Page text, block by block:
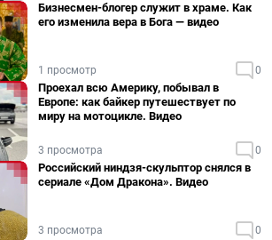
Бизнесмен-блогер служит в храме. Как
его изменила вера в Бога — видео
1 просмотр 0
Проехал всю Америку, побывал в
Европе: как байкер путешествует по
миру на мотоцикле. Видео
3 просмотра 0
Российский ниндзя-скульптор снялся в
сериале «Дом Дракона». Видео
3 просмотра 0